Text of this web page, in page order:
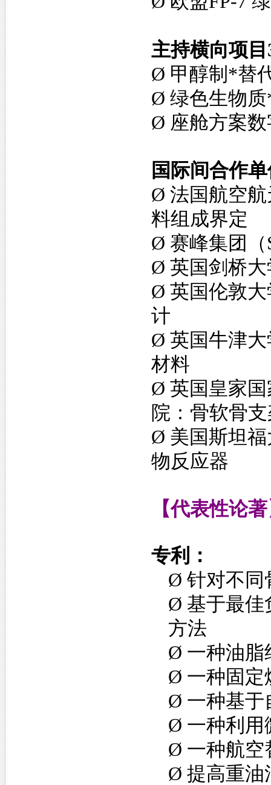
主持横向项
Ø 甲醇制*替
Ø 绿色生物
Ø 座舱方案
国际间合作
Ø 法国航空
料组成界定
Ø 赛峰集团
Ø 英国剑桥
Ø 英国伦敦
计
Ø 英国牛津
材料
Ø 英国皇家
院：骨软骨
Ø 美国斯坦
物反应器
【代表性论
专利：
Ø 针对不同
Ø 基于最佳
方法
Ø 一种油脂
Ø 一种固定
Ø 一种基于
Ø 一种利用
Ø 一种航空
Ø 提高重油